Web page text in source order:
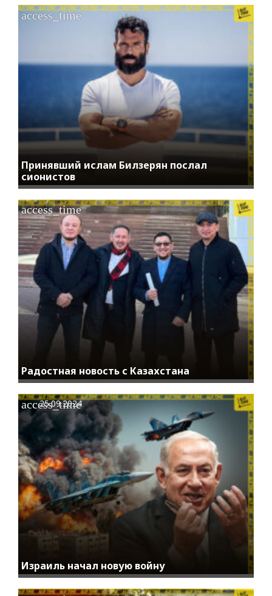
Принявший ислам Билзерян послал
сионистов
access_time
Радостная новость с Казахстана
access_time
Израиль начал новую войну
access_time
25.09.2024